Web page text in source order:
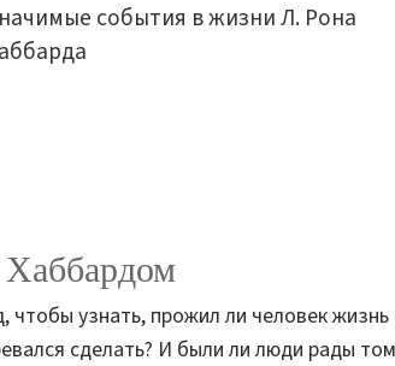
события в жизни Л. Рона
узнать, прожил ли человек
сделать? И были ли люди рады